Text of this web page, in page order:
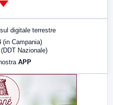
digitale terrestre
(in Campania)
(DDT Nazionale)
APP